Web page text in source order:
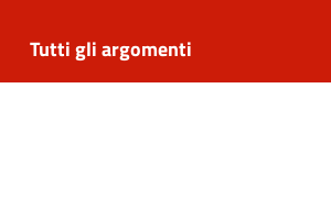
Tutti gli argomenti